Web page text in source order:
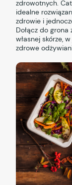
zdrowotnych.
idealne
zdrowie i
Dołącz do
własnej skórze,
zdrowe